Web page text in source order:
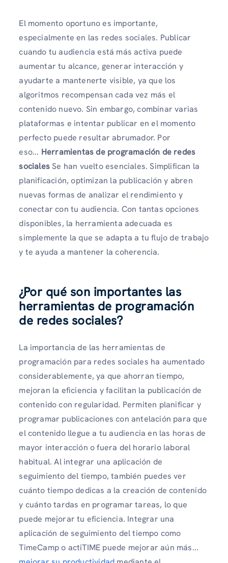
El momento oportuno es importante,
especialmente en las redes sociales. Publicar
cuando tu audiencia está más activa puede
aumentar tu alcance, generar interacción y
ayudarte a mantenerte visible, ya que los
algoritmos recompensan cada vez más el
contenido nuevo. Sin embargo, combinar varias
plataformas e intentar publicar en el momento
perfecto puede resultar abrumador. Por
eso... Herramientas de programación de redes
socialesSe han vuelto esenciales. Simplifican la
planificación, optimizan la publicación y abren
nuevas formas de analizar el rendimiento y
conectar con tu audiencia. Con tantas opciones
disponibles, la herramienta adecuada es
simplemente la que se adapta a tu flujo de trabajo
y te ayuda a mantener la coherencia.
¿Por qué son importantes las
herramientas de programación
de redes sociales?
La importancia de las herramientas de
programación para redes sociales ha aumentado
considerablemente, ya que ahorran tiempo,
mejoran la eficiencia y facilitan la publicación de
contenido con regularidad. Permiten planificar y
programar publicaciones con antelación para que
el contenido llegue a tu audiencia en las horas de
mayor interacción o fuera del horario laboral
habitual. Al integrar una aplicación de
seguimiento del tiempo, también puedes ver
cuánto tiempo dedicas a la creación de contenido
y cuánto tardas en programar tareas, lo que
puede mejorar tu eficiencia. Integrar una
aplicación de seguimiento del tiempo como
TimeCamp o actiTIME puede mejorar aún más...